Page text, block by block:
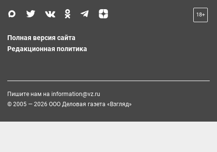
18+
Полная версия сайта
Редакционная политика
Пишите нам на information@vz.ru
© 2005 — 2026 ООО Деловая газета «Взгляд»